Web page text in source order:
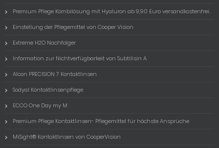
Premium Pflege Kombilösung mit Hyaluron ab 9,90 Euro versandkostenfrei.
Einstellung der Pflegemittel von Cooper Vision
Extreme H2O Nachfolger
Information zur Nichtverfügbarkeit von Subtilisin A
Alcon PRECISION 7 Kontaktlinsen
Sodyal Kontaktlinsenpflege
ECCO One Day my M
Premium Pflege Kontaktlinsen- Pflegemittel für höchste Ansprüche
MiSight® Kontaktlinsen von CooperVision